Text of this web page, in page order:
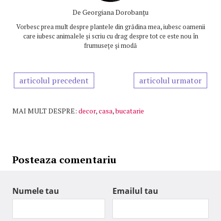
De Georgiana Dorobanțu
Vorbesc prea mult despre plantele din grădina mea, iubesc oamenii
care iubesc animalele și scriu cu drag despre tot ce este nou în
frumusețe și modă
articolul precedent articolul urmator
MAI MULT DESPRE: decor,casa,bucatarie
Posteaza comentariu
Numele tau Emailul tau